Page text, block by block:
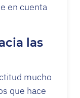
en cuenta
las
mucho
que hace